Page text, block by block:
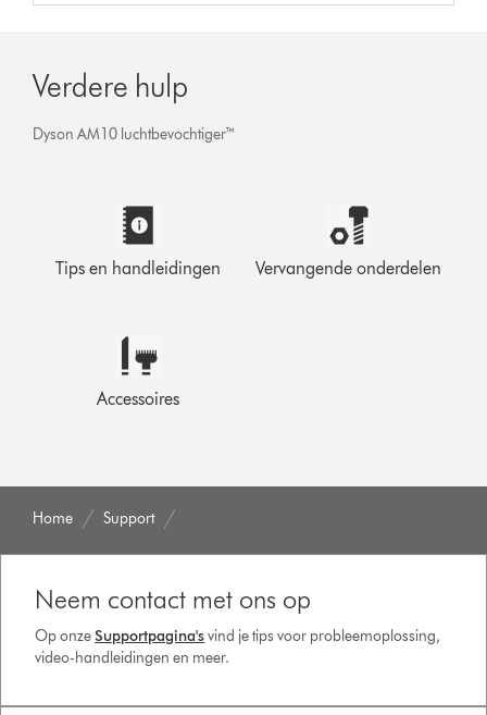
Verdere hulp
Dyson AM10 luchtbevochtiger™
Tips en handleidingen Vervangende onderdelen
Accessoires
Home Support
Neem contact met ons op
Op onzeSupportpagina'svind je tips voor probleemoplossing,
video-handleidingen en meer.